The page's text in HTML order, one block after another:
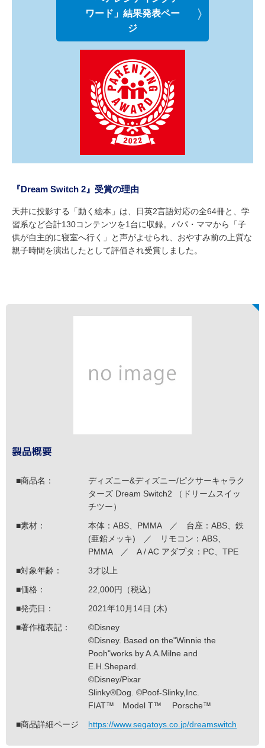
ワード」結果発表ペー
ジ
『Dream Switch 2』受賞の理由
天井に投影する「動く絵本」は、日英2言語対応の全64冊と、学
習系など合計130コンテンツを1台に収録。パパ・ママから「子
供が自主的に寝室へ行く」と声がよせられ、おやすみ前の上質な
親子時間を演出したとして評価され受賞しました。
製品概要
■商品名：
ディズニー&ディズニー/ピクサーキャラク
ターズ Dream Switch2 （ドリームスイッ
チツー）
■素材：
本体：ABS、PMMA ／ 台座：ABS、鉄
(亜鉛メッキ) ／ リモコン：ABS、
PMMA ／ A / AC アダプタ：PC、TPE
■対象年齢：
3才以上
■価格：
22,000円（税込）
■発売日：
2021年10月14日 (木)
■著作権表記：
©Disney
©Disney. Based on the"Winnie the
Pooh"works by A.A.Milne and
E.H.Shepard.
©Disney/Pixar
Slinky®Dog. ©Poof-Slinky,Inc.
FIAT™ Model T™ Porsche™
■商品詳細ページ
https://www.segatoys.co.jp/dreamswitch